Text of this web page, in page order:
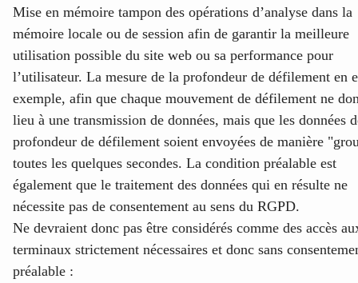
Mise en mémoire tampon des opérations d’analyse dans la
mémoire locale ou de session afin de garantir la meilleure
utilisation possible du site web ou sa performance pour
l’utilisateur. La mesure de la profondeur de défilement en
exemple, afin que chaque mouvement de défilement ne
lieu à une transmission de données, mais que les données
profondeur de défilement soient envoyées de manière
toutes les quelques secondes. La condition préalable est
également que le traitement des données qui en résulte ne
nécessite pas de consentement au sens du RGPD.
Ne devraient donc pas être considérés comme des accès
terminaux strictement nécessaires et donc sans
préalable :